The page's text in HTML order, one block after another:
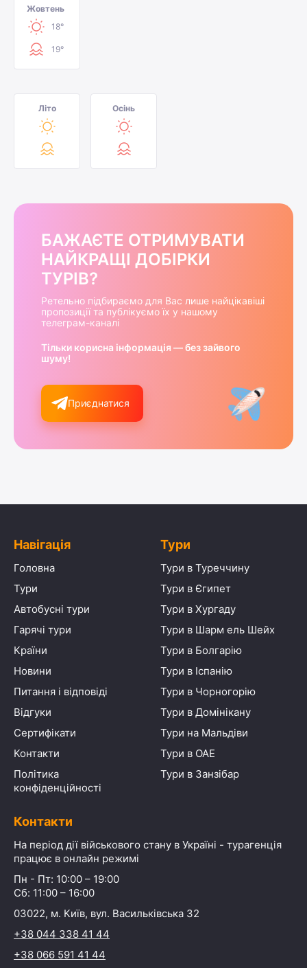
Жовтень
18°
19°
Літо Осінь
БАЖАЄТЕ ОТРИМУВАТИ
НАЙКРАЩІ ДОБІРКИ
ТУРІВ?
Ретельно підбираємо для Вас лише найцікавіші
пропозиції та публікуємо їх у нашому
телеграм-каналі
Тільки корисна інформація — без зайвого
шуму!
Приєднатися
Навігація
Головна
Тури
Автобусні тури
Гарячі тури
Країни
Новини
Питання і відповіді
Відгуки
Сертифікати
Контакти
Політика
конфіденційності
Тури
Тури в Туреччину
Тури в Єгипет
Тури в Хургаду
Тури в Шарм ель Шейх
Тури в Болгарію
Тури в Іспанію
Тури в Чорногорію
Тури в Домінікану
Тури на Мальдіви
Тури в ОАЕ
Тури в Занзібар
Контакти
На період дії військового стану в Україні - турагенція
працює в онлайн режимі
Пн - Пт: 10:00 – 19:00
Сб: 11:00 – 16:00
03022, м. Київ, вул. Васильківська 32
+38 044 338 41 44
+38 066 591 41 44